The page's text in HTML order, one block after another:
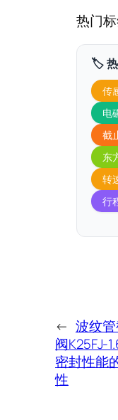
热门
🏷️
传
电
截
东
转
行
← 波纹
阀K25FJ-
密封性能
性